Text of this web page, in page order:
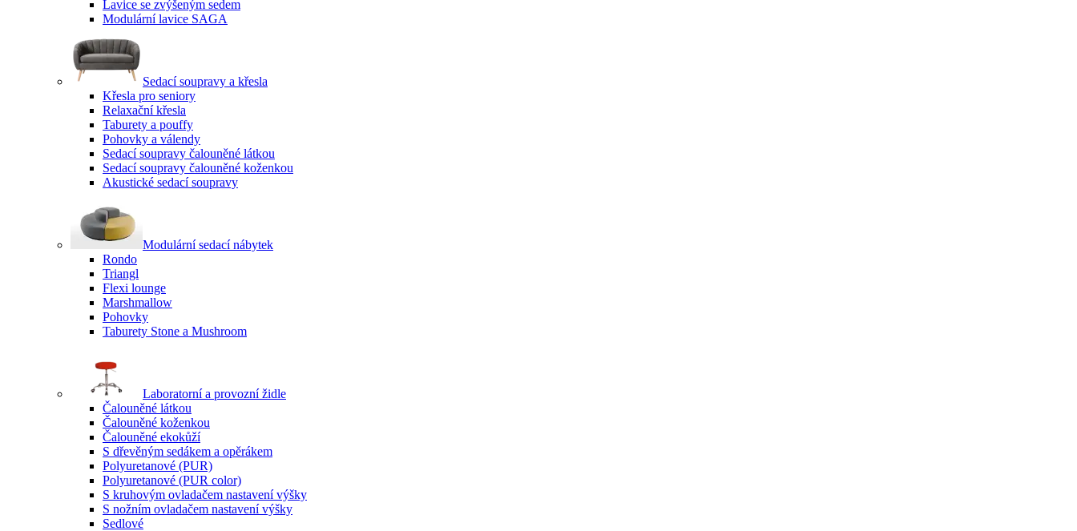
Lavice se zvýšeným sedem
Modulární lavice SAGA
Sedací soupravy a křesla
Křesla pro seniory
Relaxační křesla
Taburety a pouffy
Pohovky a válendy
Sedací soupravy čalouněné látkou
Sedací soupravy čalouněné koženkou
Akustické sedací soupravy
Modulární sedací nábytek
Rondo
Triangl
Flexi lounge
Marshmallow
Pohovky
Taburety Stone a Mushroom
Laboratorní a provozní židle
Čalouněné látkou
Čalouněné koženkou
Čalouněné ekokůží
S dřevěným sedákem a opěrákem
Polyuretanové (PUR)
Polyuretanové (PUR color)
S kruhovým ovladačem nastavení výšky
S nožním ovladačem nastavení výšky
Sedlové